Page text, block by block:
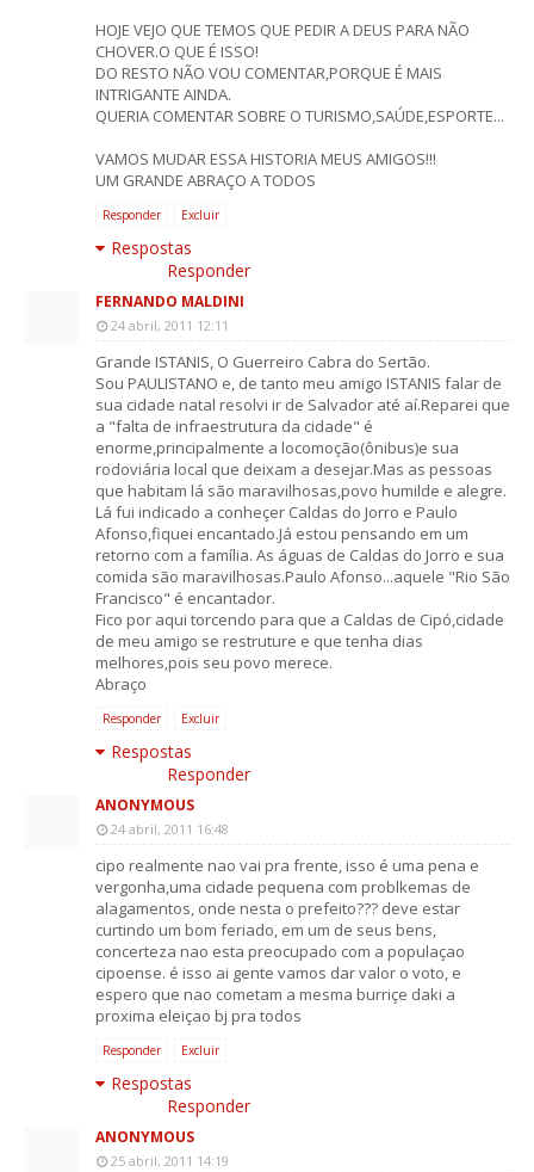
HOJE VEJO QUE TEMOS QUE PEDIR A DEUS PARA NÃO
CHOVER.O QUE É ISSO!
DO RESTO NÃO VOU COMENTAR,PORQUE É MAIS
INTRIGANTE AINDA.
QUERIA COMENTAR SOBRE O TURISMO,SAÚDE,ESPORTE...
VAMOS MUDAR ESSA HISTORIA MEUS AMIGOS!!!
UM GRANDE ABRAÇO A TODOS
Responder Excluir
Respostas
Responder
FERNANDO MALDINI
24 abril, 2011 12:11
Grande ISTANIS, O Guerreiro Cabra do Sertão.
Sou PAULISTANO e, de tanto meu amigo ISTANIS falar de
sua cidade natal resolvi ir de Salvador até aí.Reparei que
a "falta de infraestrutura da cidade" é
enorme,principalmente a locomoção(ônibus)e sua
rodoviária local que deixam a desejar.Mas as pessoas
que habitam lá são maravilhosas,povo humilde e alegre.
Lá fui indicado a conheçer Caldas do Jorro e Paulo
Afonso,fiquei encantado.Já estou pensando em um
retorno com a família. As águas de Caldas do Jorro e sua
comida são maravilhosas.Paulo Afonso...aquele "Rio São
Francisco" é encantador.
Fico por aqui torcendo para que a Caldas de Cipó,cidade
de meu amigo se restruture e que tenha dias
melhores,pois seu povo merece.
Abraço
Responder Excluir
Respostas
Responder
ANONYMOUS
24 abril, 2011 16:48
cipo realmente nao vai pra frente, isso é uma pena e
vergonha,uma cidade pequena com problkemas de
alagamentos, onde nesta o prefeito??? deve estar
curtindo um bom feriado, em um de seus bens,
concerteza nao esta preocupado com a populaçao
cipoense. é isso ai gente vamos dar valor o voto, e
espero que nao cometam a mesma burriçe daki a
proxima eleiçao bj pra todos
Responder Excluir
Respostas
Responder
ANONYMOUS
25 abril, 2011 14:19